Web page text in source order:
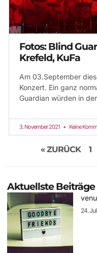
Fotos: Blind
Krefeld, KuFa
Am 03.September
Konzert. Ein ganz
Guardian würden in
3. November 2021 Keine
« ZURÜCK 1
Aktuellste Beiträge
24.